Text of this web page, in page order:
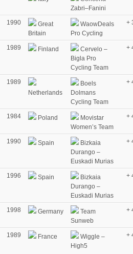
Zabri–Fanini
1990
Great
Britain
WaowDeals
Pro Cycling
+
1989 Finland
Cervelo –
Bigla Pro
Cycling Team
+
1989
Netherlands
Boels
Dolmans
Cycling Team
+
1984 Poland
Movistar
Women’s Team
+
1990 Spain
Bizkaia
Durango –
Euskadi Murias
+
1996 Spain
Bizkaia
Durango –
Euskadi Murias
+
1998 Germany
Team
Sunweb
+
1989 France
Wiggle –
High5
+